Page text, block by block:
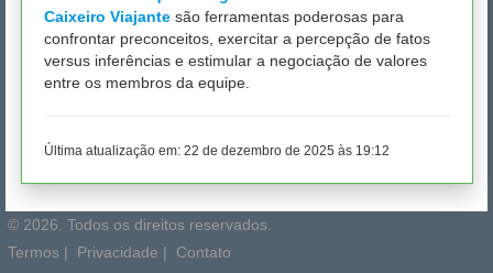
Caixeiro Viajante são ferramentas poderosas para
confrontar preconceitos, exercitar a percepção de fatos
versus inferências e estimular a negociação de valores
entre os membros da equipe.
Última atualização em: 22 de dezembro de 2025 às 19:12
© 2026. Todos os direitos reservados.
Termos | Privacidade | Contato